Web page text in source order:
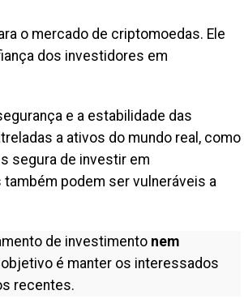
o mercado de criptomoedas. Ele
dos investidores em
e a estabilidade das
a ativos do mundo real, como
segura de investir em
podem ser vulneráveis a
de investimento nem
objetivo é manter os interessados
recentes.